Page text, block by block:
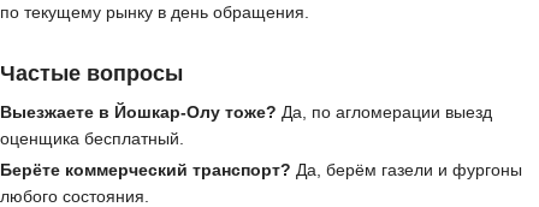
по текущему рынку в день обращения.
Частые вопросы
Выезжаете в Йошкар-Олу тоже? Да, по агломерации выезд
оценщика бесплатный.
Берёте коммерческий транспорт? Да, берём газели и фургоны
любого состояния.